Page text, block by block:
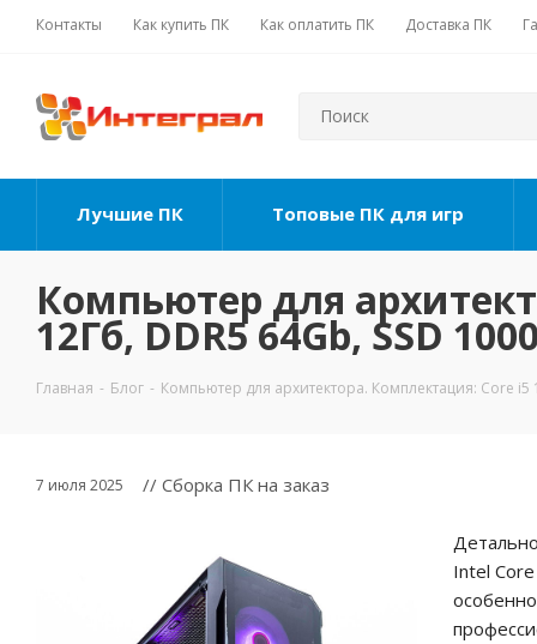
Контакты Как купить ПК Как оплатить ПК Доставка ПК
Лучшие ПК Топовые ПК для игр
Компьютер для
12Гб, DDR5 64Gb, SSD
Главная - Блог - Компьютер для архитектора. Комплектация: Core i5
7 июля 2025 // Сборка ПК на заказ
Intel